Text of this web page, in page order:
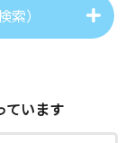
）
ています